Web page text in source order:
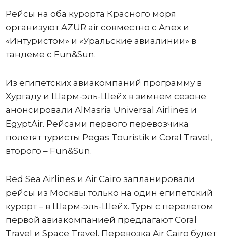
Рейсы на оба курорта Красного моря
организуют AZUR air совместно с Anex и
«Интуристом» и «Уральские авиалинии» в
тандеме с Fun&Sun.
Из египетских авиакомпаний программу в
Хургаду и Шарм-эль-Шейх в зимнем сезоне
анонсировали AlMasria Universal Airlines и
EgyptAir. Рейсами первого перевозчика
полетят туристы Pegas Touristik и Coral Travel,
второго – Fun&Sun.
Red Sea Airlines и Air Cairo запланировали
рейсы из Москвы только на один египетский
курорт – в Шарм-эль-Шейх. Туры с перелетом
первой авиакомпанией предлагают Coral
Travel и Space Travel. Перевозка Air Cairo будет